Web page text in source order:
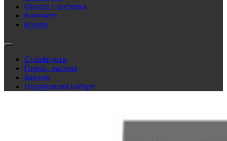
Оплата і доставка
Контакти
Кошик
Сухофрукти
Горіхи, насіння
Бакалія
Подарункові набори